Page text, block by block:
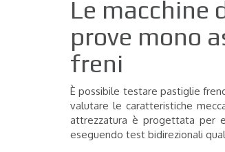
Le macchine
prove mono
freni
È possibile testare pastiglie
valutare le caratteristiche
attrezzatura è progettata per
eseguendo test bidirezionali